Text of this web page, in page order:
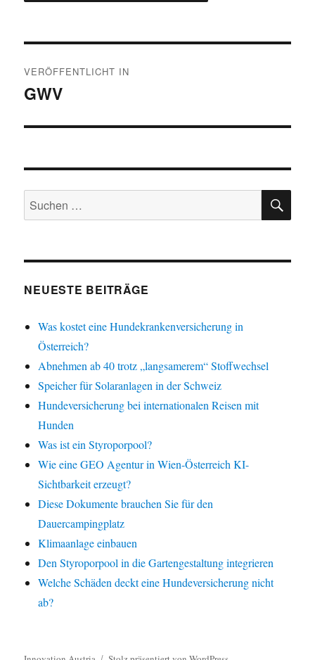
VERÖFFENTLICHT IN
GWV
Suchen
nach:
NEUESTE BEITRÄGE
Was kostet eine Hundekrankenversicherung in
Österreich?
Abnehmen ab 40 trotz „langsamerem“ Stoffwechsel
Speicher für Solaranlagen in der Schweiz
Hundeversicherung bei internationalen Reisen mit
Hunden
Was ist ein Styroporpool?
Wie eine GEO Agentur in Wien-Österreich KI-
Sichtbarkeit erzeugt?
Diese Dokumente brauchen Sie für den
Dauercampingplatz
Klimaanlage einbauen
Den Styroporpool in die Gartengestaltung integrieren
Welche Schäden deckt eine Hundeversicherung nicht
ab?